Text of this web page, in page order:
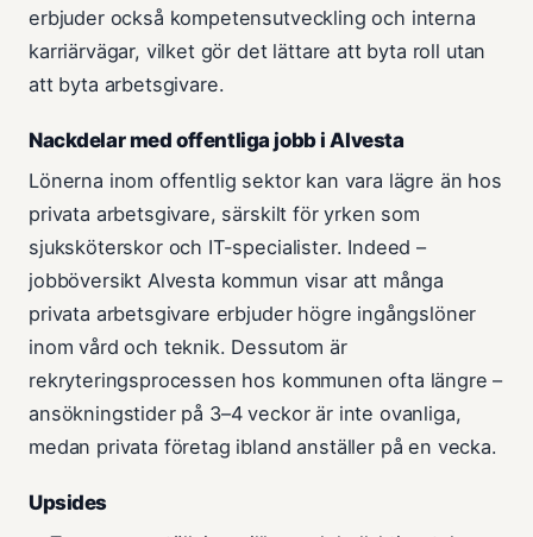
erbjuder också kompetensutveckling och interna
karriärvägar, vilket gör det lättare att byta roll utan
att byta arbetsgivare.
Nackdelar med offentliga jobb i Alvesta
Lönerna inom offentlig sektor kan vara lägre än hos
privata arbetsgivare, särskilt för yrken som
sjuksköterskor och IT-specialister. Indeed –
jobböversikt Alvesta kommun visar att många
privata arbetsgivare erbjuder högre ingångslöner
inom vård och teknik. Dessutom är
rekryteringsprocessen hos kommunen ofta längre –
ansökningstider på 3–4 veckor är inte ovanliga,
medan privata företag ibland anställer på en vecka.
Upsides